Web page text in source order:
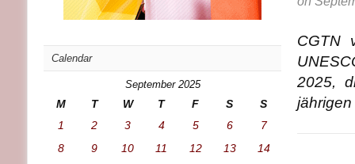
CGTN
2025,
Calendar
September 2025
M T W T F S S
1 2 3 4 5 6
7
8
9 10 11 12 13
14